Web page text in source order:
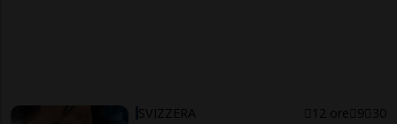
SVIZZERA 12 ore 9 30